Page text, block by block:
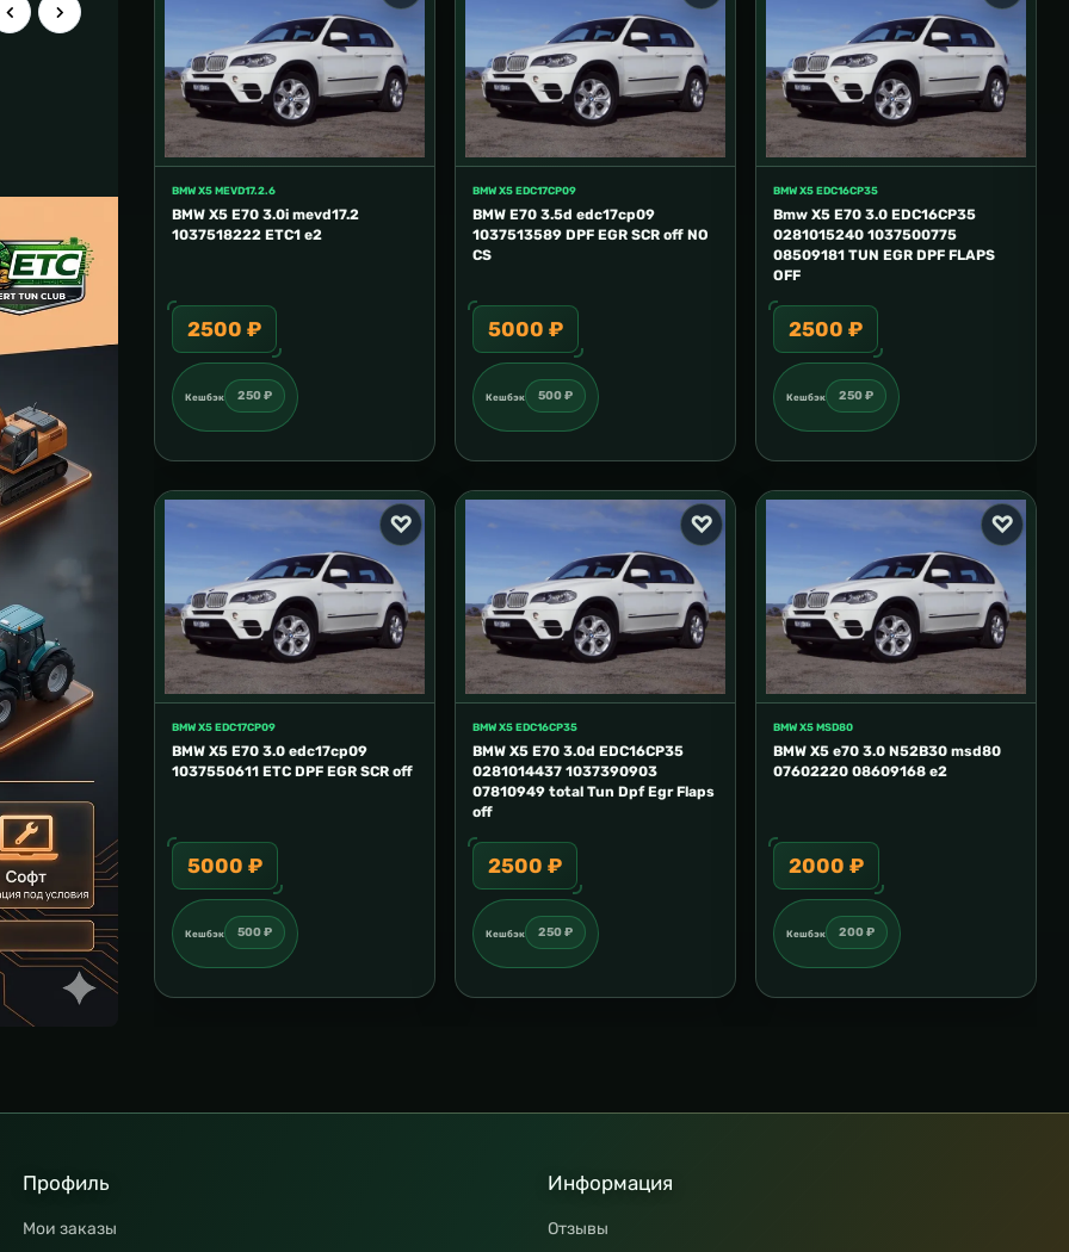
BMW X5 MEVD17.2.6
BMW X5 E70 3.0i mevd17.2
1037518222 ETC1 e2
2500 ₽
Кешбэк 250 ₽
BMW X5 EDC17CP09
BMW E70 3.5d edc17cp09
1037513589 DPF EGR SCR off NO
CS
5000 ₽
Кешбэк 500 ₽
BMW X5 EDC16CP35
Bmw X5 E70 3.0 EDC16CP35
0281015240 1037500775
08509181 TUN EGR DPF FLAPS
OFF
2500 ₽
Кешбэк 250 ₽
BMW X5 EDC17CP09
BMW X5 E70 3.0 edc17cp09
1037550611 ETC DPF EGR SCR off
5000 ₽
Кешбэк 500 ₽
BMW X5 EDC16CP35
BMW X5 E70 3.0d EDC16CP35
0281014437 1037390903
07810949 total Tun Dpf Egr Flaps
off
2500 ₽
Кешбэк 250 ₽
BMW X5 MSD80
BMW X5 e70 3.0 N52B30 msd80
07602220 08609168 e2
2000 ₽
Кешбэк 200 ₽
Профиль
Мои заказы
Информация
Отзывы